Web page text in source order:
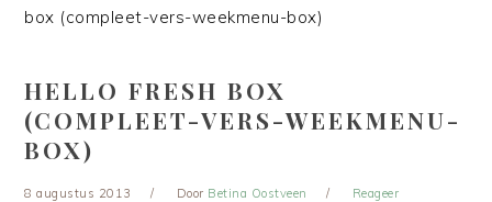
box (compleet-vers-weekmenu-box)
HELLO FRESH BOX
(COMPLEET-VERS-WEEKMENU-
BOX)
8 augustus 2013 Door Betina Oostveen Reageer